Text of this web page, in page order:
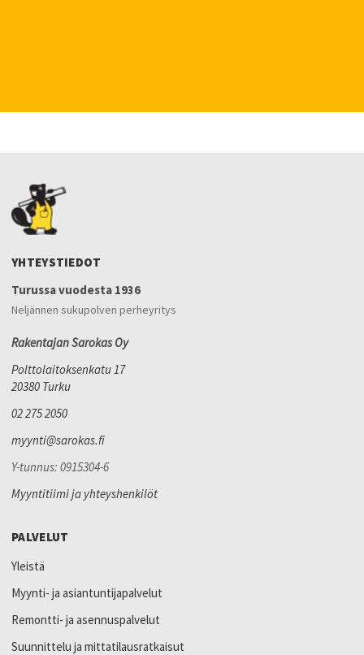
YHTEYSTIEDOT
Turussa vuodesta 1936
Neljännen sukupolven perheyritys
Rakentajan Sarokas Oy
Polttolaitoksenkatu 17
20380 Turku
02 275 2050
myynti@sarokas.fi
Y-tunnus: 0915304-6
Myyntitiimi ja yhteyshenkilöt
PALVELUT
Yleistä
Myynti- ja asiantuntijapalvelut
Remontti- ja asennuspalvelut
Suunnittelu ja mittatilausratkaisut